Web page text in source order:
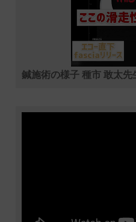
鍼施術の様子 種市 敢太先